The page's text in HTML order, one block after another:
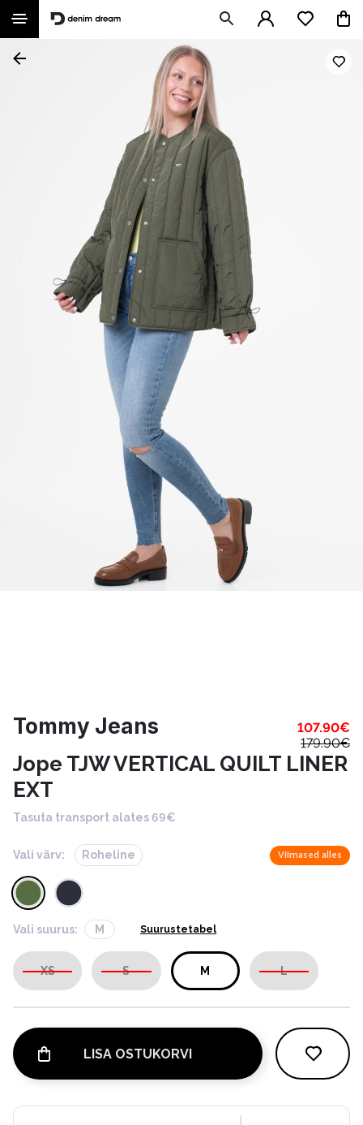
Tommy Jeans 107.90€
179.90€
Jope TJW VERTICAL QUILT LINER
EXT
Tasuta transport alates 69€
Vali värv: Roheline Viimased alles
Vali suurus: M Suurustetabel
XS S M L
LISA OSTUKORVI